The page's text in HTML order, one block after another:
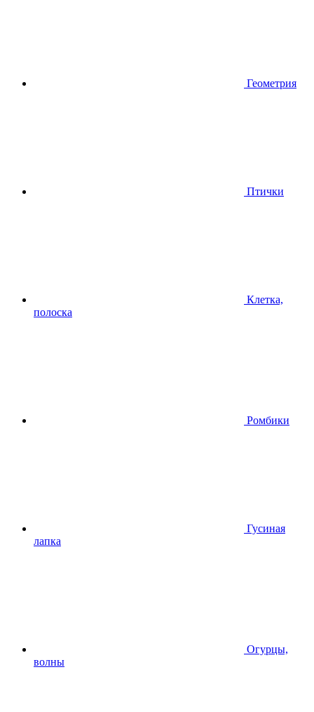
Геометрия
Птички
Клетка,
полоска
Ромбики
Гусиная
лапка
Огурцы,
волны